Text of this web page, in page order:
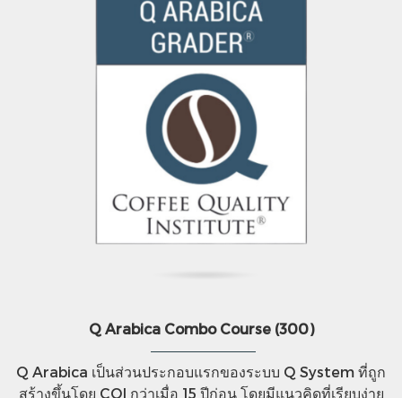
Q Arabica Combo Course (300)
Q Arabica เป็นส่วนประกอบแรกของระบบ Q System ที่ถูก
สร้างขึ้นโดย CQI กว่าเมื่อ 15 ปีก่อน โดยมีแนวคิดที่เรียบง่าย